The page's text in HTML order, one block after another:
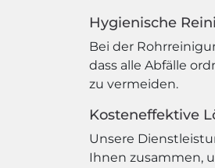
Hygienische
Bei der
dass alle Abfälle
zu vermeiden.
Kosteneffektive
Unsere
Ihnen zusammen,